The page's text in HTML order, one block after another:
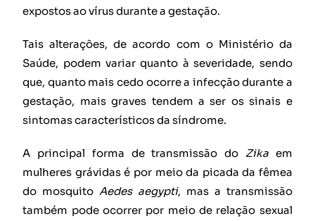
expostos ao vírus durante a gestação.
Tais alterações, de acordo com o Ministério da
Saúde, podem variar quanto à severidade, sendo
que, quanto mais cedo ocorre a infecção durante a
gestação, mais graves tendem a ser os sinais e
sintomas característicos da síndrome.
A principal forma de transmissão do Zikaem
mulheres grávidas é por meio da picada da fêmea
do mosquito Aedes aegypti, mas a transmissão
também pode ocorrer por meio de relação sexual